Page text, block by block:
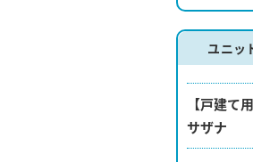
ユニッ
【戸建て用
サザナ